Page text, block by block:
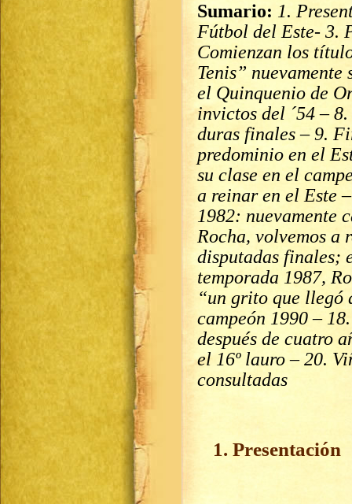
Sumario: 1.
Fútbol del Este- 3.
Comienzan los
Tenis” nuevamente
el Quinquenio de
invictos del ´54 –
duras finales – 9.
predominio en el
su clase en el
a reinar en el Este
1982: nuevamente
Rocha, volvemos
disputadas finales;
temporada 1987,
“un grito que
campeón 1990 –
después de cuatro
el 16º lauro – 20.
consultadas
1. Presentación